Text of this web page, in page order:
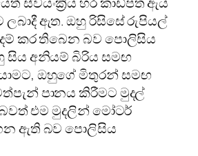
ලබාදී ඇත. ඔහු රිසිසේ රුපියල්
කර තිබෙන බව පොලිසිය
සිය අනියම් බිරිය සමඟ
ඔහුගේ මිතුරන් සමඟ
පානය කිරීමට මුදල්
එම මුදලින් මෝටර්
ඇති බව පොලිසිය